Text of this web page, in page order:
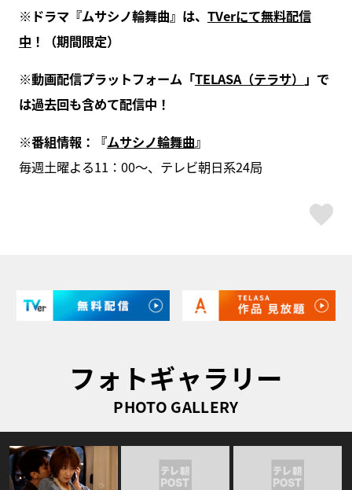
※ドラマ『ムサシノ輪舞曲』は、 TVerにて無料配信
中 ！（期間限定）
※動画配信プラットフォーム「TELASA（テラサ） 」で
は過去回も含めて配信中！
※番組情報：『ムサシノ輪舞曲』
毎週土曜よる11：00～、テレビ朝日系24局
フォトギャラリー
PHOTO GALLERY